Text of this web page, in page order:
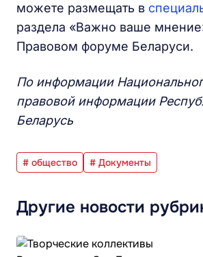
можете размещать в
раздела «Важно ваше
Правовом форуме Беларуси.
По информации
правовой информации
Беларусь
# общество # Документы
Другие новости